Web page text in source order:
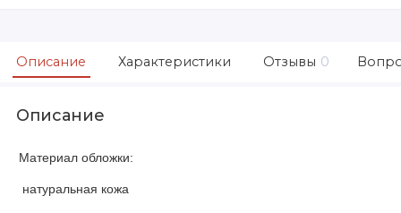
Описание Характеристики Отзывы 0
Описание
Материал обложки:
натуральная кожа